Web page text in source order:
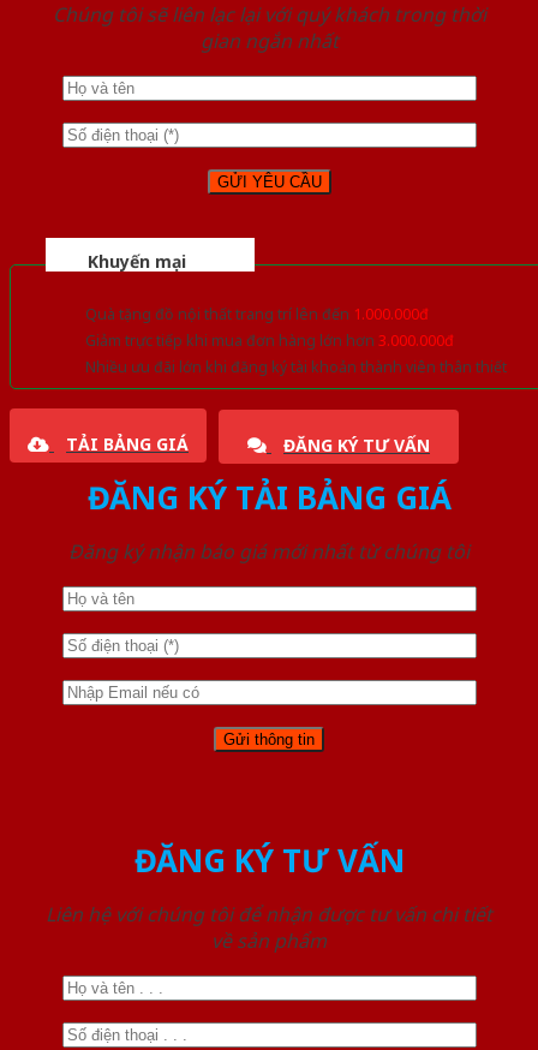
Chúng tôi sẽ liên lạc lại với quý khách trong thời
gian ngắn nhất
Khuyến mại
Quà tặng đồ nội thất trang trí lên đến 1.000.000đ
Giảm trực tiếp khi mua đơn hàng lớn hơn 3.000.000đ
Nhiều ưu đãi lớn khi đăng ký tài khoản thành viên thân thiết
TẢI BẢNG GIÁ ĐĂNG KÝ TƯ VẤN
ĐĂNG KÝ TẢI BẢNG GIÁ
Đăng ký nhận báo giá mới nhất từ chúng tôi
ĐĂNG KÝ TƯ VẤN
Liên hệ với chúng tôi để nhận được tư vấn chi tiết
về sản phẩm